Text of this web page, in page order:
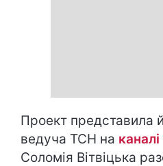
Проект представила
ведуча ТСН на каналі
Соломія Вітвіцька